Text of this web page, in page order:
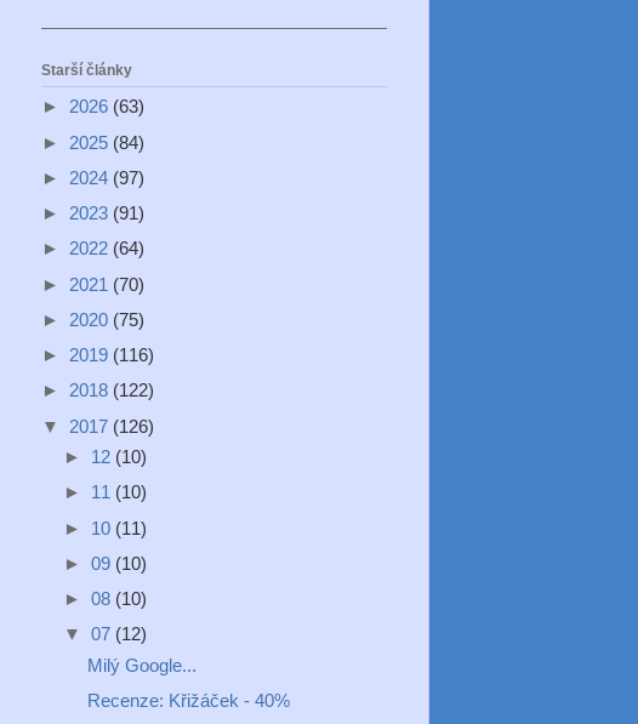
Starší články
► 2026 (63)
► 2025 (84)
► 2024 (97)
► 2023 (91)
► 2022 (64)
► 2021 (70)
► 2020 (75)
► 2019 (116)
► 2018 (122)
▼ 2017 (126)
► 12 (10)
► 11 (10)
► 10 (11)
► 09 (10)
► 08 (10)
▼ 07 (12)
Milý Google...
Recenze: Křižáček - 40%